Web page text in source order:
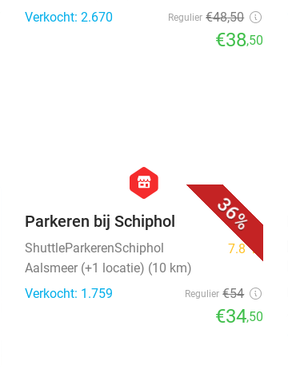
Verkocht: 2.670
Regulier €48,50
€38,50
36%
hexagon
store
Parkeren bij Schiphol
ShuttleParkerenSchiphol 7.8star
Aalsmeer (+1 locatie) (10 km)
Verkocht: 1.759
Regulier €54
€34,50